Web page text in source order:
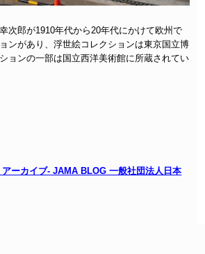
次郎が1910年代から20年代にかけて欧州で
ンがあり、浮世絵コレクションは東京国立博
ョンの一部は国立西洋美術館に所蔵されてい
アーカイブ- JAMA BLOG 一般社団法人日本